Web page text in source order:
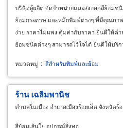
บริษัทผู้ผลิต จัดจำหน่ายและส่งออกสีย้อมช
ย้อมกระดาษ และหมึกพิมพ์ต่างๆ ที่มีคุณภา
ง่าย ราคาไม่แพง คุ้มค่ากับราคา ยินดีให้ค
ย้อมชนิดต่างๆ สามารถไว้ใจได้ ยินดีให้บริก
หมวดหมู่ : สีสำหรับพิมพ์และย้อม
ร้าน เฉลิมพานิช
ตำบลในเมือง อำเภอเมืองร้อยเอ็ด จังหวัดร้
สีย้อมเส้นใย อุปกรณ์สิ่งทอ